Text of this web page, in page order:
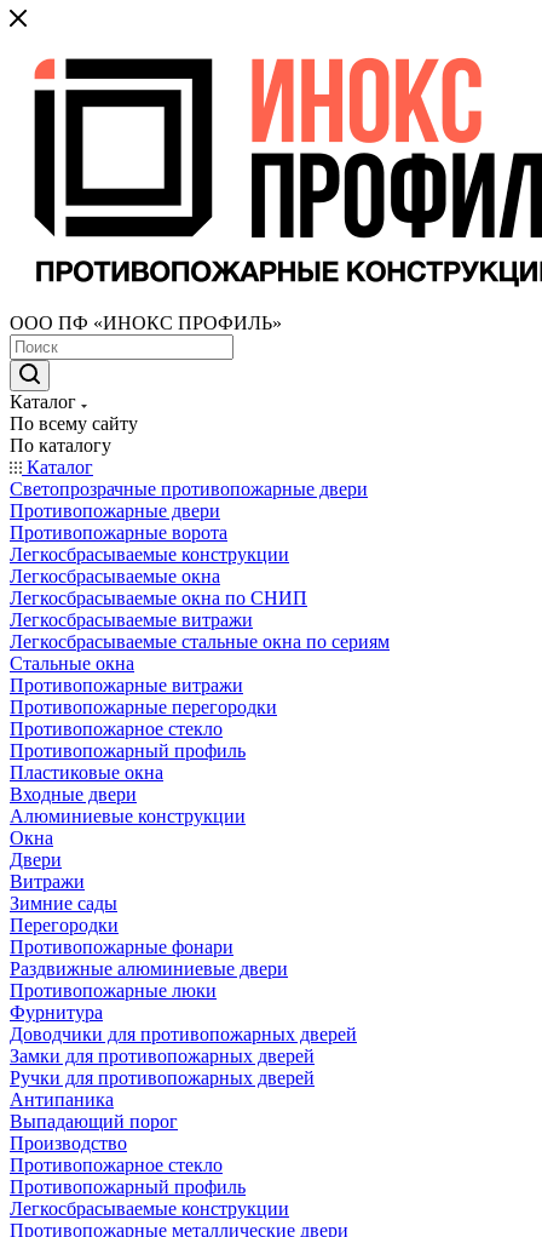
ООО ПФ «ИНОКС ПРОФИЛЬ»
Каталог
По всему сайту
По каталогу
Каталог
Светопрозрачные противопожарные двери
Противопожарные двери
Противопожарные ворота
Легкосбрасываемые конструкции
Легкосбрасываемые окна
Легкосбрасываемые окна по СНИП
Легкосбрасываемые витражи
Легкосбрасываемые стальные окна по сериям
Стальные окна
Противопожарные витражи
Противопожарные перегородки
Противопожарное стекло
Противопожарный профиль
Пластиковые окна
Входные двери
Алюминиевые конструкции
Окна
Двери
Витражи
Зимние сады
Перегородки
Противопожарные фонари
Раздвижные алюминиевые двери
Противопожарные люки
Фурнитура
Доводчики для противопожарных дверей
Замки для противопожарных дверей
Ручки для противопожарных дверей
Антипаника
Выпадающий порог
Производство
Противопожарное стекло
Противопожарный профиль
Легкосбрасываемые конструкции
Противопожарные металлические двери